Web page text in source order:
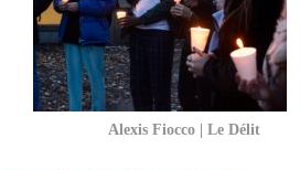
Alexis Fiocco | Le Délit